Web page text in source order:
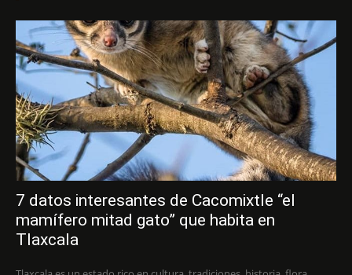
7 datos interesantes de Cacomixtle “el
mamífero mitad gato” que habita en
Tlaxcala